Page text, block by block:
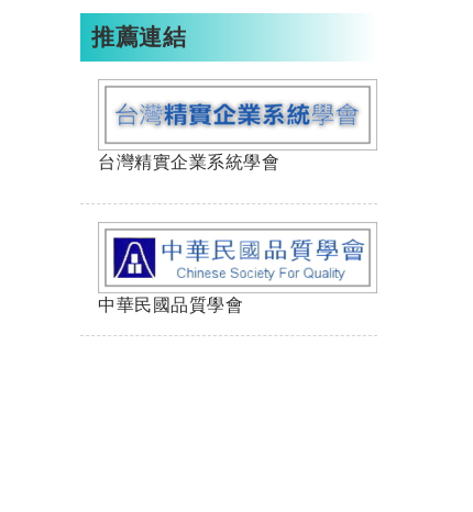
推薦連結
台灣精實企業系統學會
中華民國品質學會